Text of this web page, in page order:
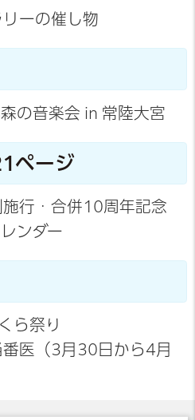
ーの催し物
の音楽会 in 常陸大宮
ページ
行・合併10周年記念
ンダー
ら祭り
医（3月30日から4月